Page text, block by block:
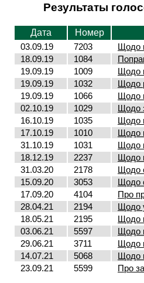
Результаты
Дата Номер
03.09.19
7203 Щодо
18.09.19
1084
19.09.19
1009 Щодо
19.09.19
1032 Щодо
19.09.19
1066 Щодо
02.10.19
1029 Щодо
16.10.19
1035 Щодо
17.10.19
1010 Щодо
31.10.19
1031 Щодо
18.12.19
2237 Щодо
31.03.20
2178 Щодо
15.09.20
3053 Щодо
17.09.20
4104 Про
28.04.21
2194 Щодо
18.05.21
2195 Щодо
03.06.21
5597 Щодо
29.06.21
3711 Щодо
14.07.21
5068 Щодо
23.09.21
5599 Про